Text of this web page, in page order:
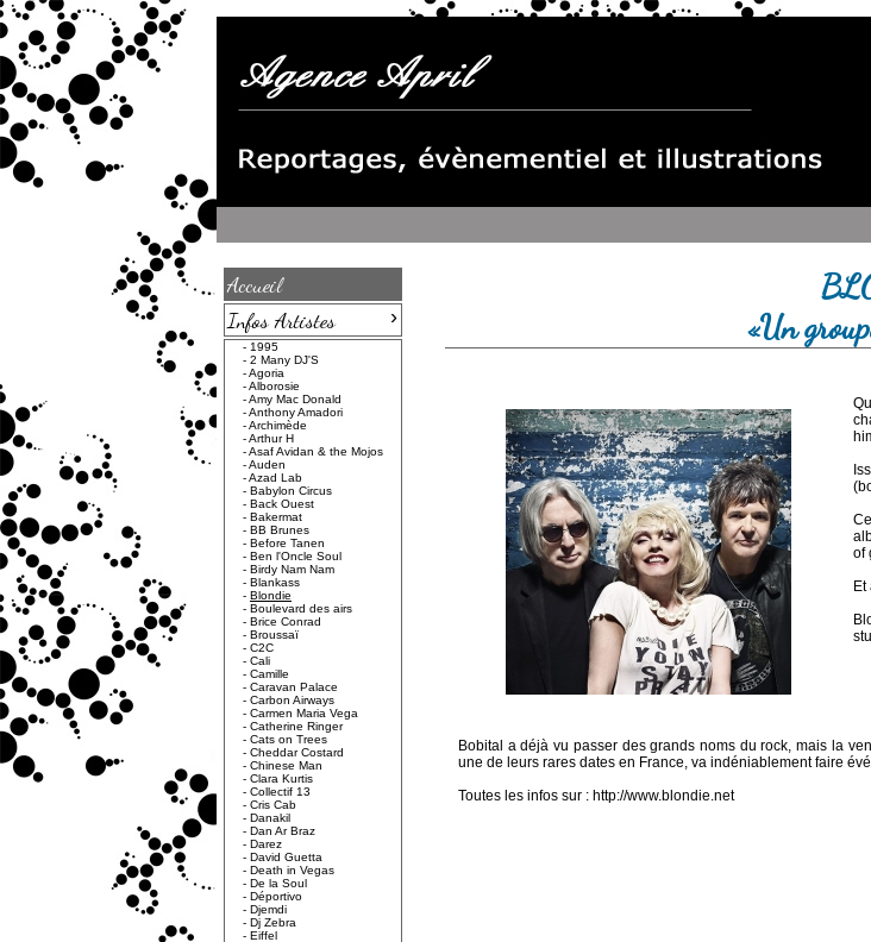
Accueil
Infos Artistes
›
- 1995
- 2 Many DJ'S
-Agoria
-Alborosie
-Amy Mac Donald
-Anthony Amadori
-Archimède
-Arthur H
-Asaf Avidan & the Mojos
-Auden
-Azad Lab
- Babylon Circus
- Back Ouest
- Bakermat
- BB Brunes
- Before Tanen
- Ben l'Oncle Soul
- Birdy Nam Nam
- Blankass
- Blondie
- Boulevard des airs
- Brice Conrad
- Broussaï
- C2C
- Cali
- Camille
- Caravan Palace
- Carbon Airways
- Carmen Maria Vega
- Catherine Ringer
- Cats on Trees
- Cheddar Costard
- Chinese Man
- Clara Kurtis
- Collectif 13
- Cris Cab
- Danakil
- Dan Ar Braz
- Darez
- David Guetta
- Death in Vegas
- De la Soul
- Déportivo
- Djemdi
- Dj Zebra
- Eiffel
«Un
of
Et
Bobital a déjà vu passer des grands noms du rock, mais la
une de leurs rares dates en France, va indéniablement faire
Toutes les infos sur : http://www.blondie.net